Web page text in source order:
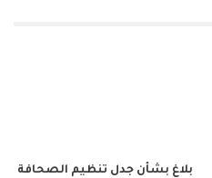
بلاغ بشأن جدل تنظيم الصحافة